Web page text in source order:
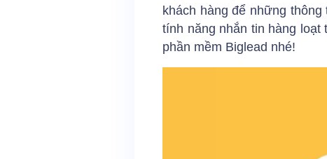
khách hàng để những
tính năng nhắn tin hàng loạt
phần mềm Biglead nhé!